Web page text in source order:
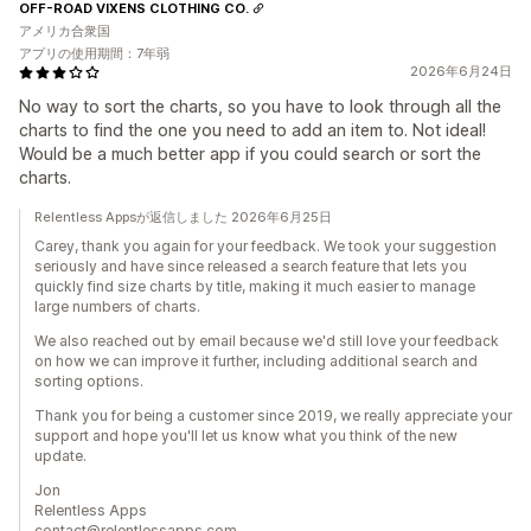
2026年6月24日
No way to sort the charts, so you have to look through all the
charts to find the one you need to add an item to. Not ideal!
Would be a much better app if you could search or sort the
charts.
OFF-ROAD VIXENS CLOTHING CO.
アメリカ合衆国
アプリの使用期間：7年弱
Relentless Appsが返信しました 2026年6月25日
Carey, thank you again for your feedback. We took your suggestion
seriously and have since released a search feature that lets you
quickly find size charts by title, making it much easier to manage
large numbers of charts.
We also reached out by email because we'd still love your feedback
on how we can improve it further, including additional search and
sorting options.
Thank you for being a customer since 2019, we really appreciate your
support and hope you'll let us know what you think of the new
update.
Jon
Relentless Apps